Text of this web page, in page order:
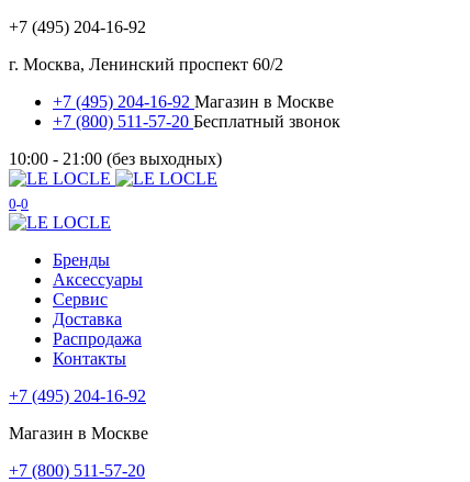
+7 (495) 204-16-92
г. Москва, Ленинский проспект 60/2
+7 (495) 204-16-92 Магазин в Москве
+7 (800) 511-57-20 Бесплатный звонок
10:00 - 21:00 (без выходных)
0 0
Бренды
Аксессуары
Сервис
Доставка
Распродажа
Контакты
+7 (495) 204-16-92
Магазин в Москве
+7 (800) 511-57-20